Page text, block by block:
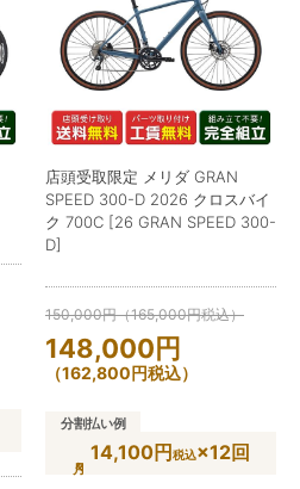
店頭受取限定 メリダ GRAN
SPEED 300-D 2026 クロスバイ
ク 700C [26 GRAN SPEED 300-
D]
150,000円（165,000円税込）
148,000円
（162,800円税込）
分割払い例
14,100円税込×12回